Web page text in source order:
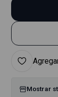
Mostrar